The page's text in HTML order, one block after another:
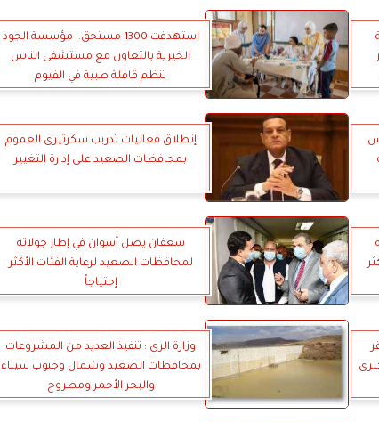
استهدفت 1300 مستحق.. مؤسسة الجود
الخيرية بالتعاون مع مستشفى الناس
تنظم قافلة طبية في الفيوم
إنطلاق فعاليات تدريب سكرتيرى العموم
بمحافظات الصعيد على إدارة التغيير
سعفان يصل أسوان في إطار جولاته
لمحافظات الصعيد لرعاية الفئات الأكثر
إحتياجاً
وزارة الري : تنفيذ العديد من المشروعات
بمحافظات الصعيد وشمال وجنوب سيناء
والبحر الأحمر ومطروح